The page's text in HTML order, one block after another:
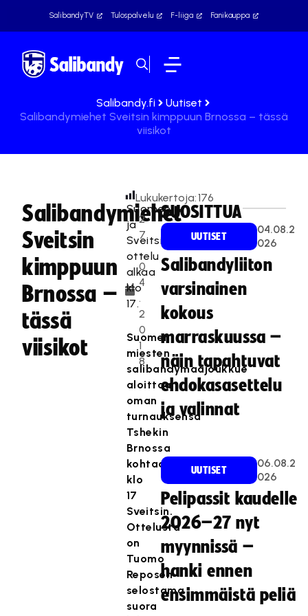
SalibandyTV Tulospalvelu F-liiga Fanikauppa
Salibandy.fi
Uutiset
Salibandymiehet Sveitsin kimppuun Brnossa – tässä
viisikot
Salibandymiehet
Sveitsin
kimppuun
Brnossa –
tässä
viisikot
2
7
.
0
4
.
2
0
1
8
Lukukertoja:176
Suomen
ja
Sveitsin
ottelu
alkaa
klo
17.
Suomen
miesten
salibandymaajoukkue
aloittaa
oman
turnauksensa
Tshekin
Brnossa
kohtaamalla
klo
17
Sveitsin.
Ottelusta
on
Tuomo
Reposen
selostama
suora
SUOSITTUA
UUTISET
04.08.2
026
Salibandyliiton
varsinainen
kokous
marraskuussa –
näin tapahtuvat
ehdokasasettelu
ja valinnat
UUTISET
06.08.2
026
Pelipassit kaudelle
2026–27 nyt
myynnissä –
hanki ennen
ensimmäistä peliä